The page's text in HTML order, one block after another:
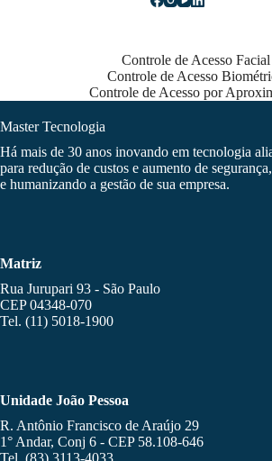
Controle de Acesso Facial
Controle de Acesso
Controle de Acesso por
Master Tecnologia
Há mais de 30 anos inovando em tecnologia
para redução de custos e aumento de
e humanizando a gestão de sua empresa.
Matriz
Rua Jurupari 93 - São Paulo
CEP 04348-070
Tel. (11) 5018-1900
Unidade João Pessoa
R. Antônio Francisco de Araújo 29
1° Andar, Conj 6 - CEP 58.108-646
Tel. (83) 3113-4033